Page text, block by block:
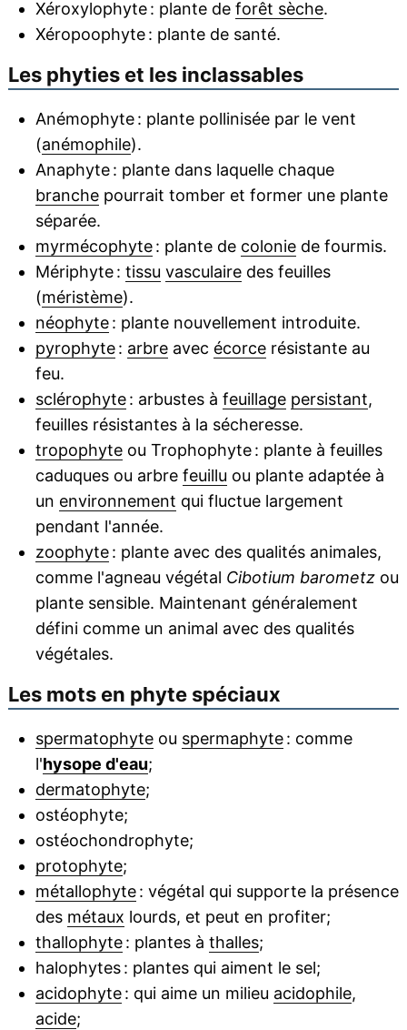
Xéroxylophyte : plante de forêt sèche.
Xéropoophyte : plante de santé.
Les phyties et les inclassables
Anémophyte : plante pollinisée par le vent
(anémophile).
Anaphyte : plante dans laquelle chaque
branchepourrait tomber et former une plante
séparée.
myrmécophyte: plante de coloniede fourmis.
Mériphyte : tissu vasculairedes feuilles
(méristème).
néophyte: plante nouvellement introduite.
pyrophyte: arbreavec écorcerésistante au
feu.
sclérophyte: arbustes à feuillage persistant,
feuilles résistantes à la sécheresse.
tropophyteou Trophophyte : plante à feuilles
caduques ou arbre feuillu ou plante adaptée à
un environnement qui fluctue largement
pendant l'année.
zoophyte: plante avec des qualités animales,
comme l'agneau végétal Cibotium barometzou
plante sensible. Maintenant généralement
défini comme un animal avec des qualités
végétales.
Les mots en phyte spéciaux
spermatophyteou spermaphyte: comme
l'hysope d'eau;
dermatophyte;
ostéophyte;
ostéochondrophyte;
protophyte;
métallophyte: végétal qui supporte la présence
des métaux lourds, et peut en profiter;
thallophyte: plantes à thalles;
halophytes : plantes qui aiment le sel;
acidophyte: qui aime un milieu acidophile,
acide;